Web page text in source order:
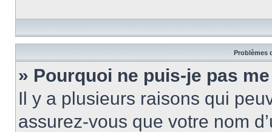
Problèmes
» Pourquoi ne puis-je pas
Il y a plusieurs raisons qui
assurez-vous que votre nom